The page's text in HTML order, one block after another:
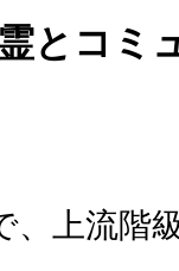
とコミ
、上流階